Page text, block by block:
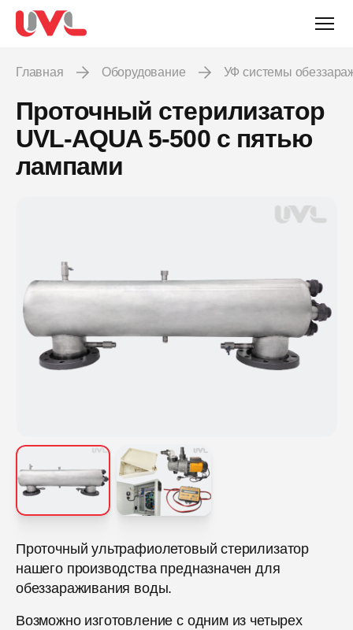
Главная Оборудование УФ системы
Проточный стерилизатор
UVL-AQUA 5-500 с пятью
лампами
Проточный ультрафиолетовый стерилизатор
нашего производства предназначен для
обеззараживания воды.
Возможно изготовление с одним из четырех